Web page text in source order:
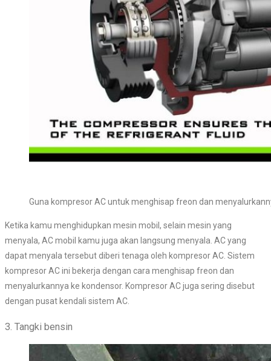
Guna kompresor AC untuk menghisap freon dan
Ketika kamu menghidupkan mesin mobil, selain mesin yang
menyala, AC mobil kamu juga akan langsung menyala. AC yang
dapat menyala tersebut diberi tenaga oleh kompresor AC. Sistem
kompresor AC ini bekerja dengan cara menghisap freon dan
menyalurkannya ke kondensor. Kompresor AC juga sering disebut
dengan pusat kendali sistem AC.
3. Tangki bensin